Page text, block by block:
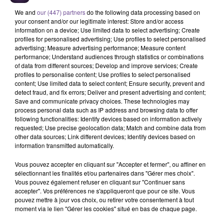
6 août 2026
Creuse : Un homme reconnaît être l’auteur d’une
dizaine d’incendies
6 août 2026
Accident mortel sur l’A20 à Limoges : un nouvel
appel à témoins
4 août 2026
Haute-Vienne : une aide pour les Jeunes
Agriculteurs
We and our (447) partnersdo the following data processing based on
your consent and/or our legitimate interest: Store and/or access
information on a device; Use limited data to select advertising; Create
profiles for personalised advertising; Use profiles to select personalised
advertising; Measure advertising performance; Measure content
performance; Understand audiences through statistics or combinations
of data from different sources; Develop and improve services; Create
profiles to personalise content; Use profiles to select personalised
content; Use limited data to select content; Ensure security, prevent and
detect fraud, and fix errors; Deliver and present advertising and content;
Save and communicate privacy choices. These technologies may
process personal data such as IP address and browsing data to offer
following functionalities: Identify devices based on information actively
requested; Use precise geolocation data; Match and combine data from
other data sources; Link different devices; Identify devices based on
information transmitted automatically.
Vous pouvez accepter en cliquant sur "Accepter et fermer", ou affiner en
sélectionnant les finalités et/ou partenaires dans "Gérer mes choix".
Vous pouvez également refuser en cliquant sur "Continuer sans
accepter". Vos préférences ne s'appliqueront que pour ce site. Vous
pouvez mettre à jour vos choix, ou retirer votre consentement à tout
moment via le lien "Gérer les cookies" situé en bas de chaque page.